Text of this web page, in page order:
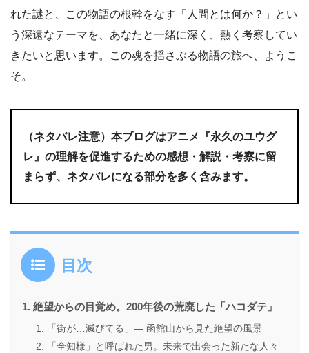
れた謎と、この物語の根幹をなす「人間とは何か？」とい
う深遠なテーマを、あなたと一緒に深く、熱く考察してい
きたいと思います。この魂を揺さぶる物語の旅へ、ようこ
そ。
（ネタバレ注意）本ブログはアニメ『永久のユウグ
レ』の理解を促進するための感想・解説・考察に留
まらず、ネタバレになる部分を多く含みます。
目次
絶望からの目覚め。200年後の荒廃した「ハコダテ」
「街が…滅びてる」― 函館山から見た絶望の風景
「全知様」と呼ばれた男。未来で出会った新たな人々